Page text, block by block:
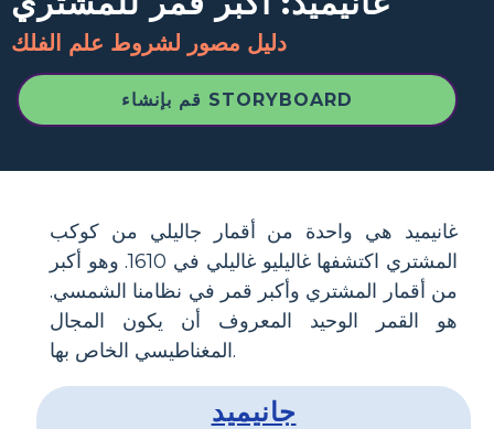
دليل مصور لشروط علم الفلك
قم بإنشاء STORYBOARD
غانيميد هي واحدة من أقمار جاليلي من كوكب
المشتري اكتشفها غاليليو غاليلي في 1610. وهو أكبر
من أقمار المشتري وأكبر قمر في نظامنا الشمسي.
هو القمر الوحيد المعروف أن يكون المجال
المغناطيسي الخاص بها.
جانيميد